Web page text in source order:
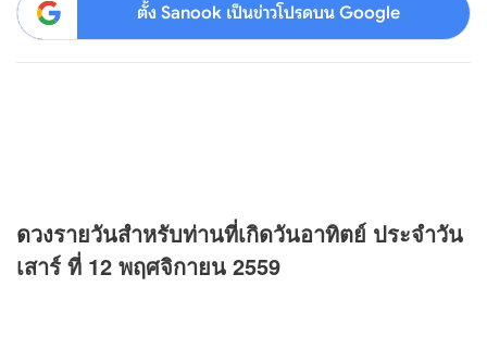
ตั้ง Sanook เป็นข่าวโปรดบน Google
ดวงรายวันสำหรับท่านที่เกิดวันอาทิตย์ ประจำวัน
เสาร์ ที่ 12 พฤศจิกายน 2559